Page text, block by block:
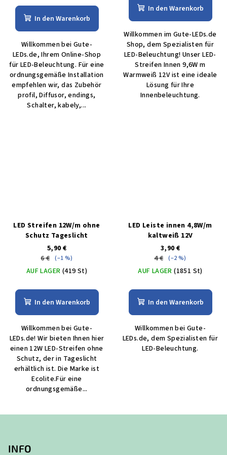
In den Warenkorb
Willkommen bei Gute-
LEDs.de, Ihrem Online-Shop
für LED-Beleuchtung. Für eine
ordnungsgemäße Installation
empfehlen wir, das Zubehör
profil, Diffusor, endings,
Schalter, kabely,...
In den Warenkorb
Willkommen im Gute-LEDs.de
Shop, dem Spezialisten für
LED-Beleuchtung! Unser LED-
Streifen Innen 9,6W m
Warmweiß 12V ist eine ideale
Lösung für Ihre
Innenbeleuchtung.
LED Streifen 12W/m ohne
Schutz Tageslicht
5,90 €
6 € (–1 %)
AUF LAGER (419 St)
In den Warenkorb
Willkommen bei Gute-
LEDs.de! Wir bieten Ihnen hier
einen 12W LED-Streifen ohne
Schutz, der in Tageslicht
erhältlich ist. Die Marke ist
Ecolite.Für eine
ordnungsgemäße...
LED Leiste innen 4,8W/m
kaltweiß 12V
3,90 €
4 € (–2 %)
AUF LAGER(1851 St)
In den Warenkorb
Willkommen bei Gute-
LEDs.de, dem Spezialisten für
LED-Beleuchtung.
INFO